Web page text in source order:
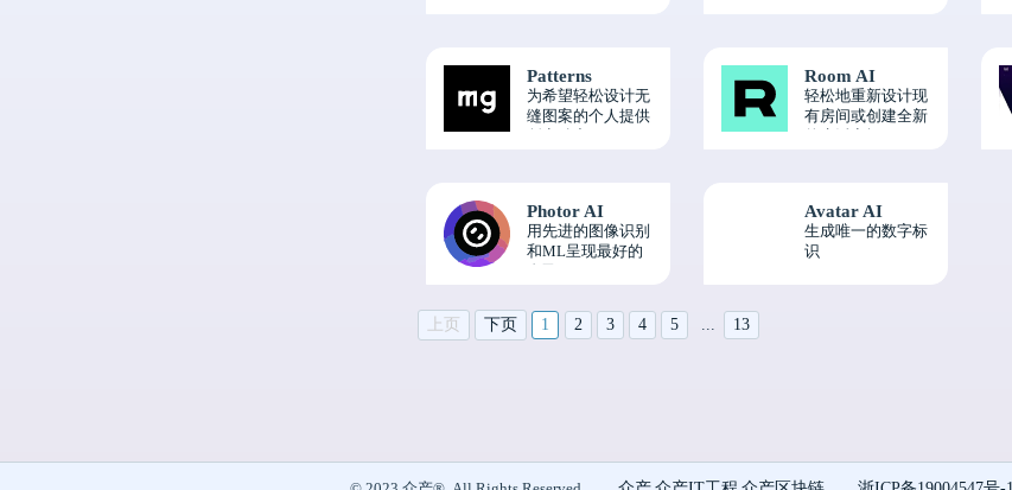
Patterns
为希望轻松设计无
缝图案的个人提供
Room AI
轻松地重新设计现
有房间或创建全新
Photor AI
用先进的图像识别
和ML呈现最好的
Avatar AI
生成唯一的数字标
识
上页 下页 1 2 3 4 5 ... 13